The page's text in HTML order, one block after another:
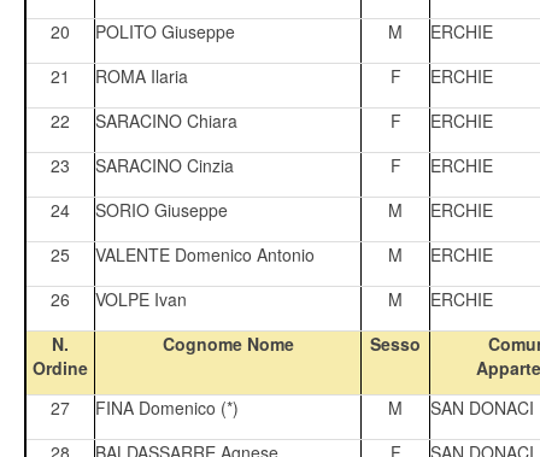
20
POLITO Giuseppe M
ERCHIE
21
ROMA Ilaria F
ERCHIE
22
SARACINO Chiara F
ERCHIE
23
SARACINO Cinzia F
ERCHIE
24
SORIO Giuseppe M
ERCHIE
25
VALENTE Domenico Antonio M
ERCHIE
26
VOLPE Ivan M
ERCHIE
N.
Ordine
Cognome Nome Sesso
27
FINA Domenico (*) M
SAN DONACI
28
BALDASSARRE Agnese F
SAN DONACI